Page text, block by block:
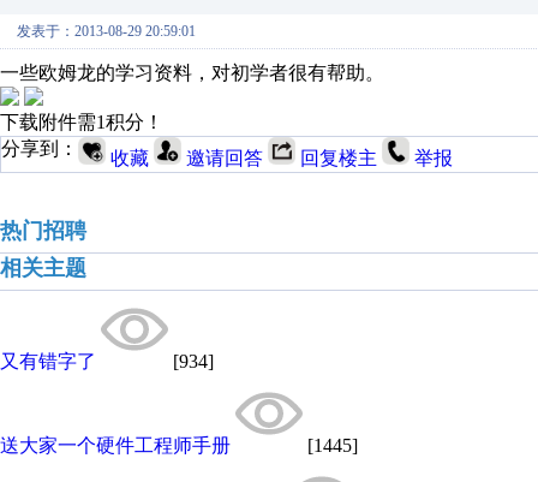
发表于：2013-08-29 20:59:01
一些欧姆龙的学习资料，对初学者很有帮助。
下载附件需1积分！
分享到：
收藏 邀请回答 回复楼主 举报
热门招聘
相关主题
又有错字了 [934]
送大家一个硬件工程师手册 [1445]